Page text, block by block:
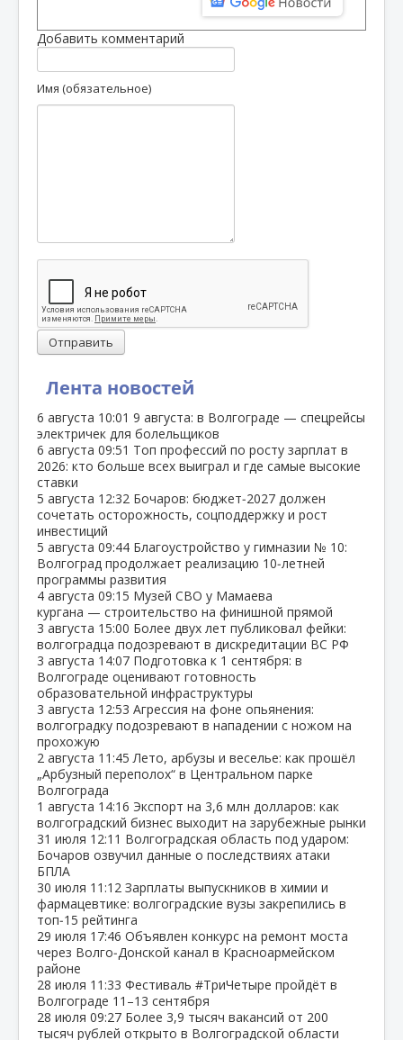
Лента новостей
6 августа 10:01 9 августа: в Волгограде — спецрейсы
электричек для болельщиков
6 августа 09:51 Топ профессий по росту зарплат в
2026: кто больше всех выиграл и где самые высокие
ставки
5 августа 12:32 Бочаров: бюджет‑2027 должен
сочетать осторожность, соцподдержку и рост
инвестиций
5 августа 09:44 Благоустройство у гимназии № 10:
Волгоград продолжает реализацию 10‑летней
программы развития
4 августа 09:15 Музей СВО у Мамаева
кургана — строительство на финишной прямой
3 августа 15:00 Более двух лет публиковал фейки:
волгоградца подозревают в дискредитации ВС РФ
3 августа 14:07 Подготовка к 1 сентября: в
Волгограде оценивают готовность
образовательной инфраструктуры
3 августа 12:53 Агрессия на фоне опьянения:
волгоградку подозревают в нападении с ножом на
прохожую
2 августа 11:45 Лето, арбузы и веселье: как прошёл
„Арбузный переполох“ в Центральном парке
Волгограда
1 августа 14:16 Экспорт на 3,6 млн долларов: как
волгоградский бизнес выходит на зарубежные рынки
31 июля 12:11 Волгоградская область под ударом:
Бочаров озвучил данные о последствиях атаки
БПЛА
30 июля 11:12 Зарплаты выпускников в химии и
фармацевтике: волгоградские вузы закрепились в
топ‑15 рейтинга
29 июля 17:46 Объявлен конкурс на ремонт моста
через Волго‑Донской канал в Красноармейском
районе
28 июля 11:33 Фестиваль #ТриЧетыре пройдёт в
Волгограде 11–13 сентября
28 июля 09:27 Более 3,9 тысяч вакансий от 200
тысяч рублей открыто в Волгоградской области
Добавить комментарий
Имя (обязательное)
Отправить